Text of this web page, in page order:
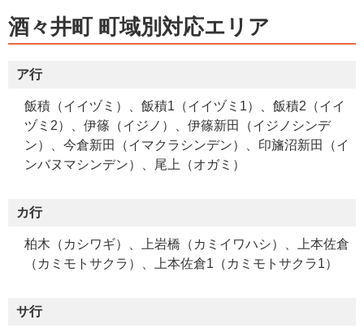
酒々井町 町域別対応エリア
ア行
飯積（イイヅミ）、飯積1（イイヅミ1）、飯積2（イイ
ヅミ2）、伊篠（イジノ）、伊篠新田（イジノシンデ
ン）、今倉新田（イマクラシンデン）、印旛沼新田（イ
ンバヌマシンデン）、尾上（オガミ）
カ行
柏木（カシワギ）、上岩橋（カミイワハシ）、上本佐倉
（カミモトサクラ）、上本佐倉1（カミモトサクラ1）
サ行